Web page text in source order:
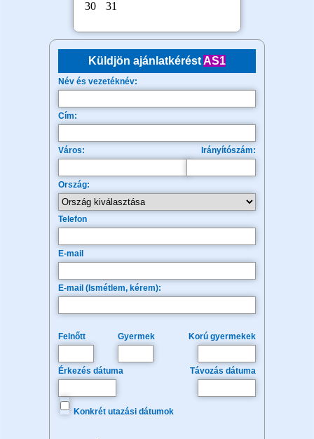
Küldjön ajánlatkéréstAS1
Név és vezetéknév:
Cím:
Város: Irányítószám:
Ország:
Telefon
E-mail
E-mail (Ismétlem, kérem):
Felnőtt Gyermek Korú gyermekek
Érkezés dátuma Távozás dátuma
Konkrét utazási dátumok